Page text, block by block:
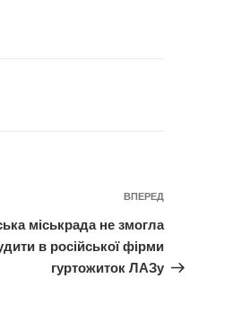
Наступний
запис
ВПЕРЕД
міськрада не змогла
в російської фірми
гуртожиток ЛАЗу